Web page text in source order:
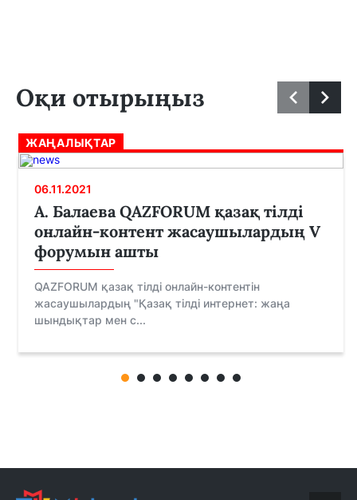
Оқи отырыңыз
ЖАҢАЛЫҚТАР
06.11.2021
А. Балаева QAZFORUM қазақ тілді
онлайн-контент жасаушылардың V
форумын ашты
QAZFORUM қазақ тілді онлайн-контентін
жасаушылардың "Қазақ тілді интернет: жаңа
шындықтар мен с...